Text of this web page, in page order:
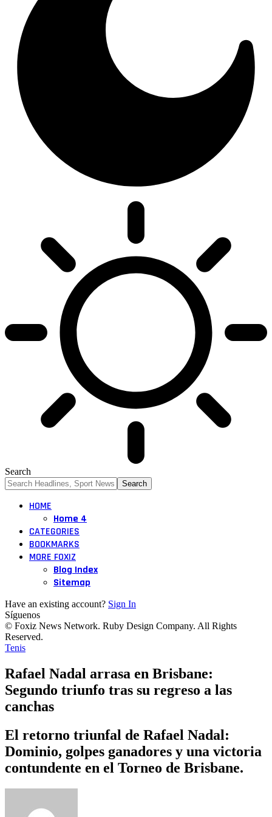
Search
HOME
Home 4
CATEGORIES
BOOKMARKS
MORE FOXIZ
Blog Index
Sitemap
Have an existing account? Sign In
Síguenos
© Foxiz News Network. Ruby Design Company. All Rights
Reserved.
Tenis
Rafael Nadal arrasa en Brisbane:
Segundo triunfo tras su regreso a las
canchas
El retorno triunfal de Rafael Nadal:
Dominio, golpes ganadores y una victoria
contundente en el Torneo de Brisbane.